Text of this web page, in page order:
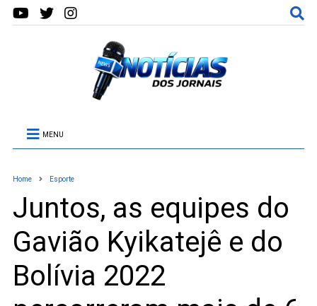
MENU
Home Esporte
Juntos, as equipes do
Gavião Kyikatejê e do
Bolívia 2022